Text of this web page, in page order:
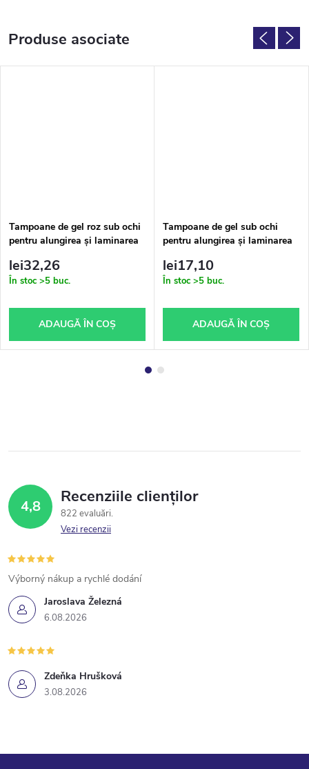
Produse asociate
Tampoane de gel roz sub ochi
pentru alungirea și laminarea
lei32,26
În stoc >5 buc.
ADAUGĂ ÎN COŞ
Tampoane de gel sub ochi
pentru alungirea și laminarea
lei17,10
În stoc >5 buc.
ADAUGĂ ÎN COŞ
4,8 Recenziile clienților
822 evaluări
Vezi recenzii
Jaroslava Železná
6.08.2026
Výborný nákup a rychlé dodání
Zdeňka Hrušková
3.08.2026